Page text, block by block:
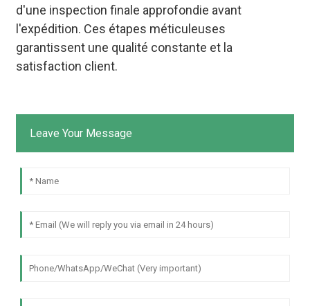
d'une inspection finale approfondie avant
l'expédition. Ces étapes méticuleuses
garantissent une qualité constante et la
satisfaction client.
Leave Your Message